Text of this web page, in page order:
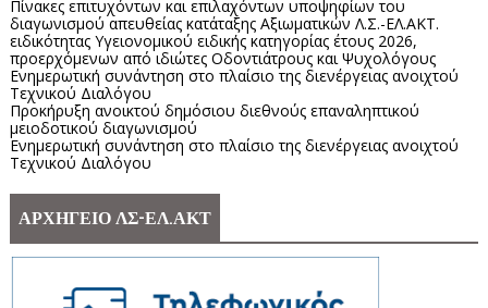
Πίνακες επιτυχόντων και επιλαχόντων υποψηφίων του
διαγωνισμού απευθείας κατάταξης Αξιωματικών Λ.Σ.-ΕΛ.ΑΚΤ.
ειδικότητας Υγειονομικού ειδικής κατηγορίας έτους 2026,
προερχόμενων από ιδιώτες Οδοντιάτρους και Ψυχολόγους
Ενημερωτική συνάντηση στο πλαίσιο της διενέργειας ανοιχτού
Τεχνικού Διαλόγου
Προκήρυξη ανοικτού δημόσιου διεθνούς επαναληπτικού
μειοδοτικού διαγωνισμού
Ενημερωτική συνάντηση στο πλαίσιο της διενέργειας ανοιχτού
Τεχνικού Διαλόγου
ΑΡΧΗΓΕΙΟ ΛΣ-ΕΛ.ΑΚΤ